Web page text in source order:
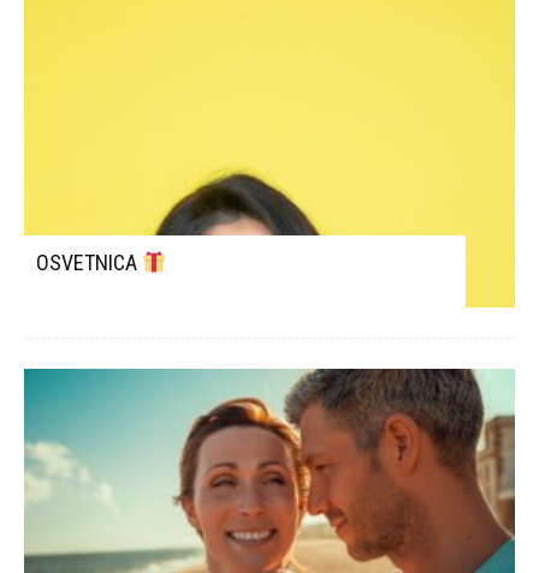
OSVETNICA